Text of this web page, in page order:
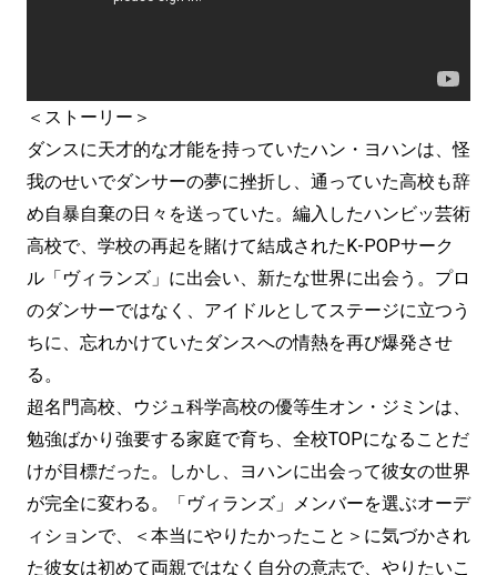
＜ストーリー＞
ダンスに天才的な才能を持っていたハン・ヨハンは、怪
我のせいでダンサーの夢に挫折し、通っていた高校も辞
め自暴自棄の日々を送っていた。編入したハンビッ芸術
高校で、学校の再起を賭けて結成されたK-POPサーク
ル「ヴィランズ」に出会い、新たな世界に出会う。プロ
のダンサーではなく、アイドルとしてステージに立つう
ちに、忘れかけていたダンスへの情熱を再び爆発させ
る。
超名門高校、ウジュ科学高校の優等生オン・ジミンは、
勉強ばかり強要する家庭で育ち、全校TOPになることだ
けが目標だった。しかし、ヨハンに出会って彼女の世界
が完全に変わる。「ヴィランズ」メンバーを選ぶオーデ
ィションで、＜本当にやりたかったこと＞に気づかされ
た彼女は初めて両親ではなく自分の意志で、やりたいこ